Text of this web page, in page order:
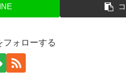
フォローする